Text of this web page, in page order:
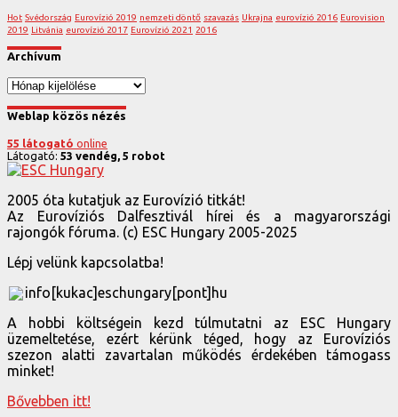
Hot Svédország Eurovízió 2019 nemzeti döntő szavazás Ukrajna eurovízió 2016 Eurovision
2019 Litvánia eurovízió 2017 Eurovízió 2021 2016
Archívum
Archívum
Weblap közös nézés
55 látogató online
Látogató: 53 vendég, 5 robot
2005 óta kutatjuk az Eurovízió titkát!
Az Eurovíziós Dalfesztivál hírei és a magyarországi
rajongók fóruma. (c) ESC Hungary 2005-2025
Lépj velünk kapcsolatba!
info[kukac]eschungary[pont]hu
A hobbi költségein kezd túlmutatni az ESC Hungary
üzemeltetése, ezért kérünk téged, hogy az Eurovíziós
szezon alatti zavartalan működés érdekében támogass
minket!
Bővebben itt!